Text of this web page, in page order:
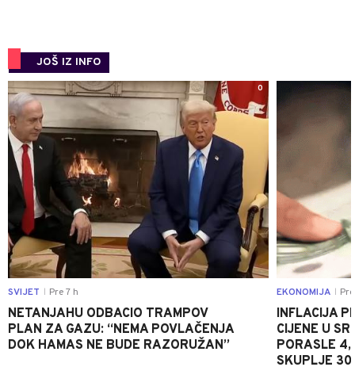
JOŠ IZ INFO
0
SVIJET Pre 7 h
NETANJAHU ODBACIO TRAMPOV
PLAN ZA GAZU: “NEMA POVLAČENJA
DOK HAMAS NE BUDE RAZORUŽAN”
EKONOMIJA
INFLACIJA
CIJENE U
PORASLE
SKUPLJE 30